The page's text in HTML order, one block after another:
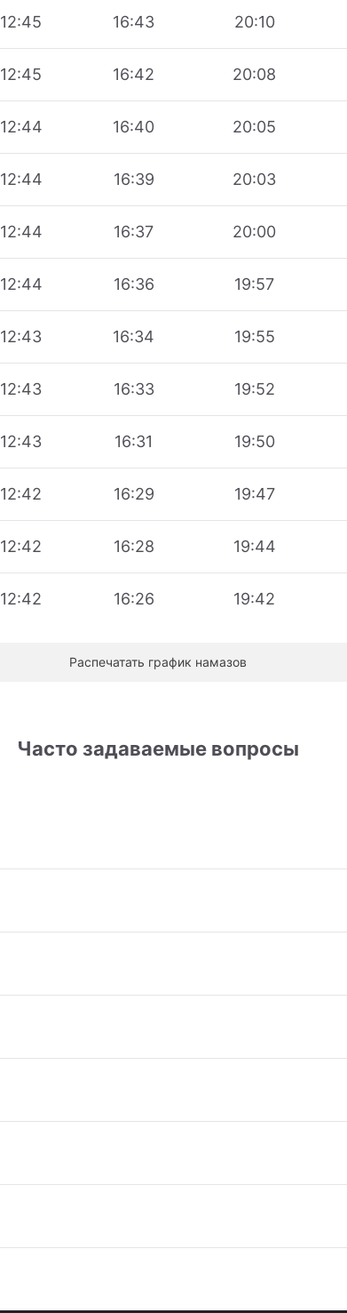
12:45 16:43 20:10
12:45 16:42 20:08
12:44 16:40 20:05
12:44 16:39 20:03
12:44 16:37 20:00
12:44 16:36 19:57
12:43 16:34 19:55
12:43 16:33 19:52
12:43 16:31 19:50
12:42 16:29 19:47
12:42 16:28 19:44
12:42 16:26 19:42
Распечатать график намазов
Часто задаваемые вопросы